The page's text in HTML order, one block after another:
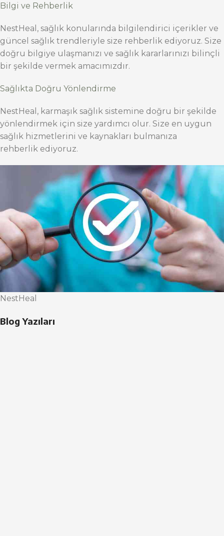
Bilgi ve Rehberlik
NestHeal, sağlık konularında bilgilendirici içerikler ve
güncel sağlık trendleriyle size rehberlik ediyoruz. Size
doğru bilgiye ulaşmanızı ve sağlık kararlarınızı bilinçli
bir şekilde vermek amacımızdır.
Sağlıkta Doğru Yönlendirme
NestHeal, karmaşık sağlık sistemine doğru bir şekilde
yönlendirmek için size yardımcı olur. Size en uygun
sağlık hizmetlerini ve kaynakları bulmanıza
rehberlik ediyoruz.
NestHeal
Blog Yazıları